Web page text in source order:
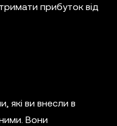
прибуток від
які ви внесли в
Вони